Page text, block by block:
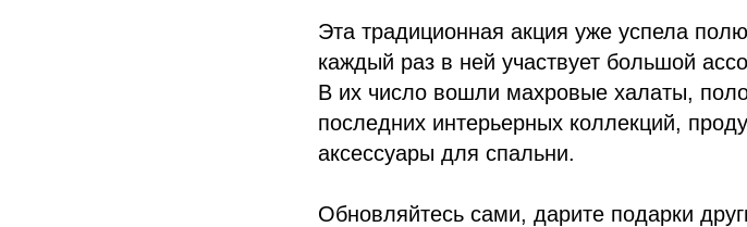
Эта традиционная акция уже успела
каждый раз в ней участвует большой
В их число вошли махровые халаты,
последних интерьерных коллекций,
аксессуары для спальни.
Обновляйтесь сами, дарите подарки